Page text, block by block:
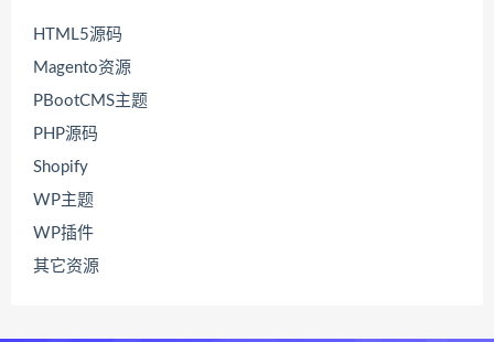
HTML5源码
Magento资源
PBootCMS主题
PHP源码
Shopify
WP主题
WP插件
其它资源